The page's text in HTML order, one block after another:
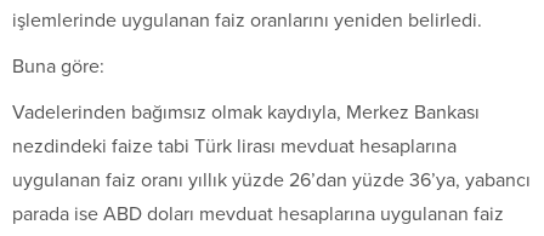
işlemlerinde uygulanan faiz oranlarını yeniden belirledi.
Buna göre:
Vadelerinden bağımsız olmak kaydıyla, Merkez Bankası
nezdindeki faize tabi Türk lirası mevduat hesaplarına
uygulanan faiz oranı yıllık yüzde 26’dan yüzde 36’ya, yabancı
parada ise ABD doları mevduat hesaplarına uygulanan faiz